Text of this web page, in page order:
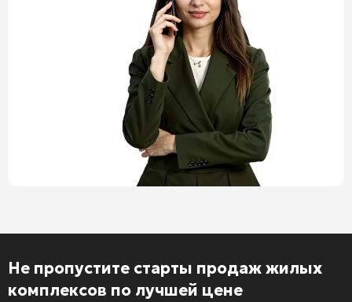
Не пропустите старты продаж жилых
комплексов по лучшей цене